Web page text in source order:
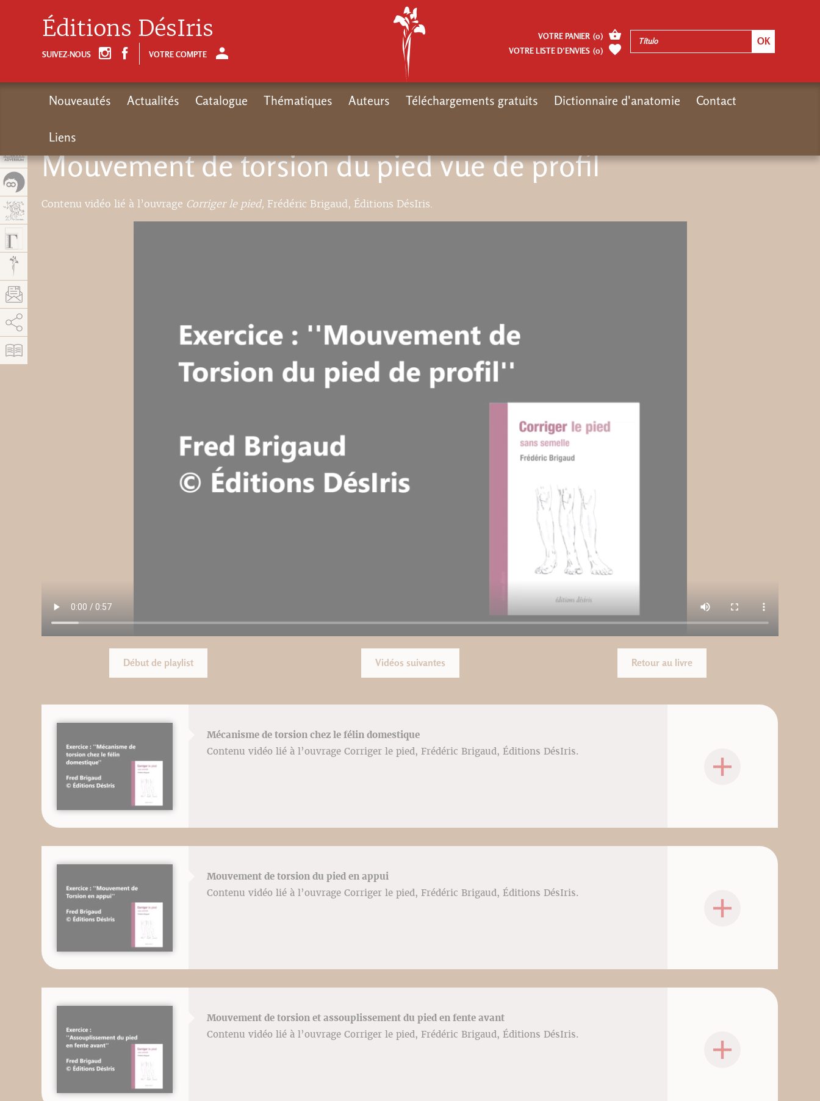
Mouvement de torsion du pied vue de profil
Contenu vidéo lié à l’ouvrage Corriger le pied, Frédéric Brigaud, Éditions DésIris.
Début de playlist Vidéos suivantes Retour au livre
Mécanisme de torsion chez le félin domestique
Contenu vidéo lié à l’ouvrage Corriger le pied, Frédéric Brigaud, Éditions DésIris.
Mouvement de torsion du pied en appui
Contenu vidéo lié à l’ouvrage Corriger le pied, Frédéric Brigaud, Éditions DésIris.
Mouvement de torsion et assouplissement du pied en fente avant
Contenu vidéo lié à l’ouvrage Corriger le pied, Frédéric Brigaud, Éditions DésIris.
Éditions DésIris
SUIVEZ-NOUS VOTRE COMPTE
VOTRE PANIER (0)
VOTRE LISTE D’ENVIES (0)
Nouveautés Actualités Catalogue Thématiques Auteurs Téléchargements gratuits Dictionnaire d'anatomie Contact
Liens